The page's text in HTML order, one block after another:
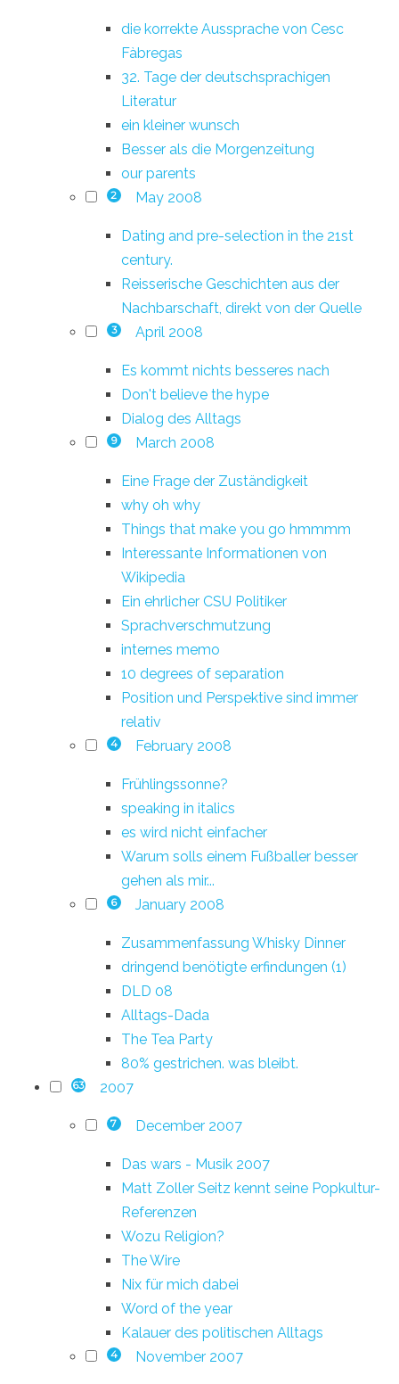
die korrekte Aussprache von Cesc
Fàbregas
32. Tage der deutschsprachigen
Literatur
ein kleiner wunsch
Besser als die Morgenzeitung
our parents
2 May 2008
Dating and pre-selection in the 21st
century.
Reisserische Geschichten aus der
Nachbarschaft, direkt von der Quelle
3 April 2008
Es kommt nichts besseres nach
Don't believe the hype
Dialog des Alltags
9 March 2008
Eine Frage der Zuständigkeit
why oh why
Things that make you go hmmmm
Interessante Informationen von
Wikipedia
Ein ehrlicher CSU Politiker
Sprachverschmutzung
internes memo
10 degrees of separation
Position und Perspektive sind immer
relativ
4 February 2008
Frühlingssonne?
speaking in italics
es wird nicht einfacher
Warum solls einem Fußballer besser
gehen als mir...
6 January 2008
Zusammenfassung Whisky Dinner
dringend benötigte erfindungen (1)
DLD 08
Alltags-Dada
The Tea Party
80% gestrichen. was bleibt.
63 2007
7 December 2007
Das wars - Musik 2007
Matt Zoller Seitz kennt seine Popkultur-
Referenzen
Wozu Religion?
The Wire
Nix für mich dabei
Word of the year
Kalauer des politischen Alltags
4 November 2007